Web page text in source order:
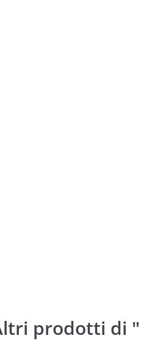
prodotti di